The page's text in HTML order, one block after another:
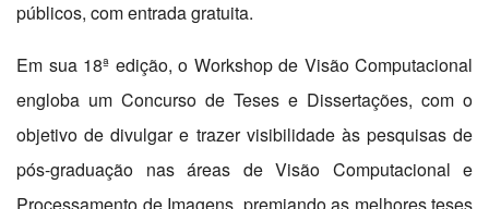
públicos, com entrada gratuita.
Em sua 18ª edição, o Workshop de Visão Computacional
engloba um Concurso de Teses e Dissertações, com o
objetivo de divulgar e trazer visibilidade às pesquisas de
pós-graduação nas áreas de Visão Computacional e